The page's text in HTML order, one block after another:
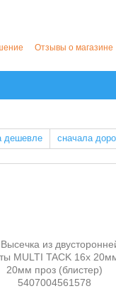
Отзывы о магазине
дешевле сначала